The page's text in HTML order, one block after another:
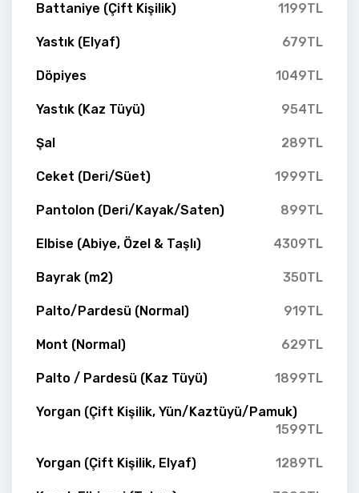
Battaniye (Çift Kişilik) 1199TL
Yastık (Elyaf) 679TL
Döpiyes 1049TL
Yastık (Kaz Tüyü) 954TL
Şal 289TL
Ceket (Deri/Süet) 1999TL
Pantolon (Deri/Kayak/Saten) 899TL
Elbise (Abiye, Özel & Taşlı) 4309TL
Bayrak (m2) 350TL
Palto/Pardesü (Normal) 919TL
Mont (Normal) 629TL
Palto / Pardesü (Kaz Tüyü) 1899TL
Yorgan (Çift Kişilik, Yün/Kaztüyü/Pamuk)
1599TL
Yorgan (Çift Kişilik, Elyaf) 1289TL